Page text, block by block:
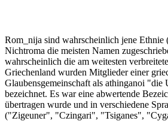
Rom_nija sind wahrscheinlich jene Ethnie
Nichtroma die meisten Namen
wahrscheinlich die am weitesten
Griechenland wurden Mitglieder einer
Glaubensgemeinschaft als athinganoi "die
bezeichnet. Es war eine abwertende
übertragen wurde und in verschiedene
("Zigeuner", "Czingari", "Tsiganes",